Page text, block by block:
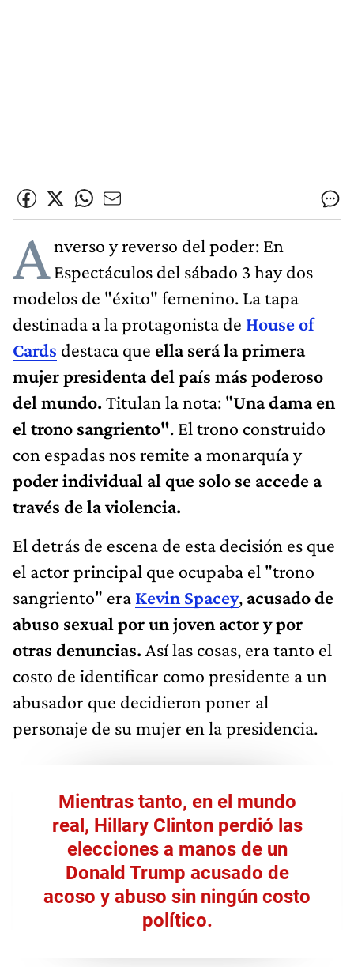
Anverso y reverso del poder: En
Espectáculos del sábado 3 hay dos
modelos de "éxito" femenino. La tapa
destinada a la protagonista de House of
Cards destaca que ella será la primera
mujer presidenta del país más poderoso
del mundo. Titulan la nota: "Una dama en
el trono sangriento". El trono construido
con espadas nos remite a monarquía y
poder individual al que solo se accede a
través de la violencia.
El detrás de escena de esta decisión es que
el actor principal que ocupaba el "trono
sangriento" era Kevin Spacey, acusado de
abuso sexual por un joven actor y por
otras denuncias. Así las cosas, era tanto el
costo de identificar como presidente a un
abusador que decidieron poner al
personaje de su mujer en la presidencia.
Mientras tanto, en el mundo
real, Hillary Clintonperdió las
elecciones a manos de un
Donald Trump acusado de
acoso y abuso sin ningún costo
político.